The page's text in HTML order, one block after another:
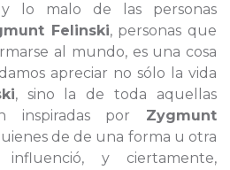
lo malo de las personas
Felinski, personas que
al mundo, es una cosa
apreciar no sólo la vida
, sino la de toda aquellas
inspiradas por Zygmunt
de de una forma u otra
influenció, y ciertamente,